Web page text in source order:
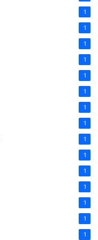
1
1
1
1
1
1
1
1
1
1
1
1
1
1
1